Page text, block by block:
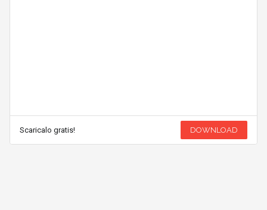
Scaricalo gratis! DOWNLOAD